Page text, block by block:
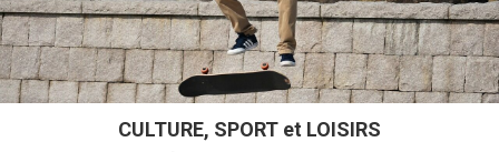
CULTURE, SPORT et LOISIRS